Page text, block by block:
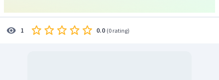
1 0.0 (0 rating)